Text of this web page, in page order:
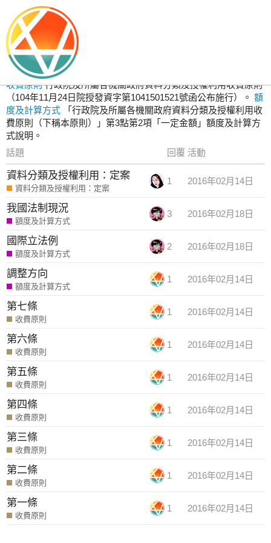
資料分類及授權利用：定案
收費原則 行政院及所屬各機關政府資料分類及授權利用收費原則
（104年11月24日院授發資字第1041501521號函公布施行）。 額
度及計算方式
「行政院及所屬各機關政府資料分類及授權利用收
費原則（下稱本原則）」第3點第2項「一定金額」額度及計算方
式說明。
話題
回覆 活動
資料分類及授權利用：定案
資料分類及授權利用：定案
1 2016年02月14日
我國法制現況
額度及計算方式
3 2016年02月18日
國際立法例
額度及計算方式
2 2016年02月18日
調整方向
額度及計算方式
1 2016年02月14日
第七條
收費原則
1 2016年02月14日
第六條
收費原則
1 2016年02月14日
第五條
收費原則
1 2016年02月14日
第四條
收費原則
1 2016年02月14日
第三條
收費原則
1 2016年02月14日
第二條
收費原則
1 2016年02月14日
第一條
收費原則
1 2016年02月14日